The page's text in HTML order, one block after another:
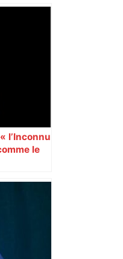
un tirage
n’ont
l’Inconnu
le
une
avril
de
les